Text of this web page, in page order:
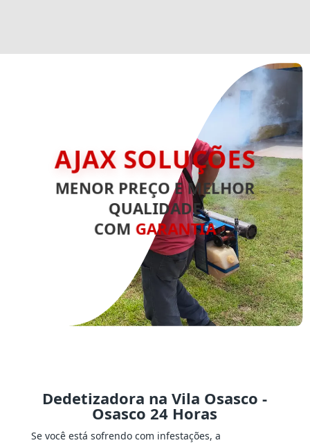
AJAX SOLUÇÕES
MENOR PREÇO E MELHOR
QUALIDADE
COM GARANTIA
Dedetizadora na Vila Osasco -
Osasco 24 Horas
Se você está sofrendo com infestações, a